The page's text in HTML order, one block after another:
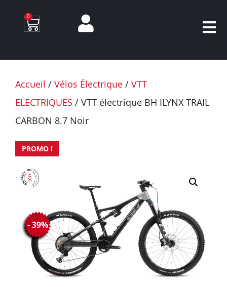
0
Accueil / Vélos Électrique / VTT
ELECTRIQUES / VTT électrique BH ILYNX TRAIL
CARBON 8.7 Noir
PROMO !
- 39%